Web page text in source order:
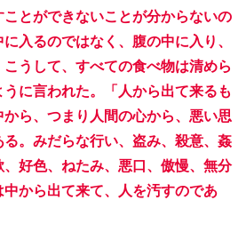
ことができないことが分からないの
入るのではなく、腹の中に入り、
うして、すべての食べ物は清めら
に言われた。「人から出て来るも
ら、つまり人間の心から、悪い思
。みだらな行い、盗み、殺意、姦
好色、ねたみ、悪口、傲慢、無分
から出て来て、人を汚すのであ